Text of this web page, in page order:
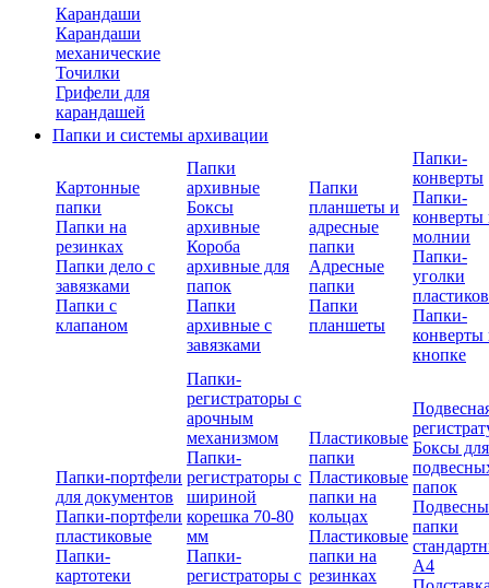
Карандаши
Карандаши
механические
Точилки
Грифели для
карандашей
Папки и системы архивации
Картонные
папки
Папки на
резинках
Папки дело с
завязками
Папки с
клапаном
Папки
архивные
Боксы
архивные
Короба
архивные для
папок
Папки
архивные с
завязками
Папки
планшеты и
адресные
папки
Адресные
папки
Папки
планшеты
Папки-
конверты
Папки-
конверты
молнии
Папки-
уголки
Папки-
конверты
кнопке
Папки-портфели
для документов
Папки-портфели
пластиковые
Папки-
картотеки
Папки-
регистраторы с
арочным
механизмом
Папки-
регистраторы с
шириной
корешка 70-80
мм
Папки-
регистраторы с
Пластиковые
папки
Пластиковые
папки на
кольцах
Пластиковые
папки на
резинках
Боксы для
папок
папки
А4